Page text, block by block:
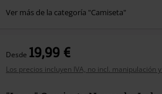
Ver más de la categoría "Camiseta"
Desde 19,99 €
Los precios incluyen IVA, no incl. manipulación